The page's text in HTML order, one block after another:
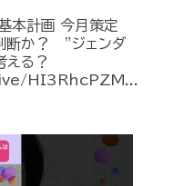
本計画 今月策定
断か？ ”ジェンダ
る？
HI3RhcPZM...